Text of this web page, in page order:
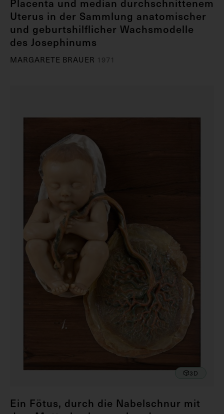
Placenta und median durchschnittenem
Uterus in der Sammlung anatomischer
und geburtshilflicher Wachsmodelle
des Josephinums
MARGARETE BRAUER 1971
3D
Ein Fötus, durch die Nabelschnur mit